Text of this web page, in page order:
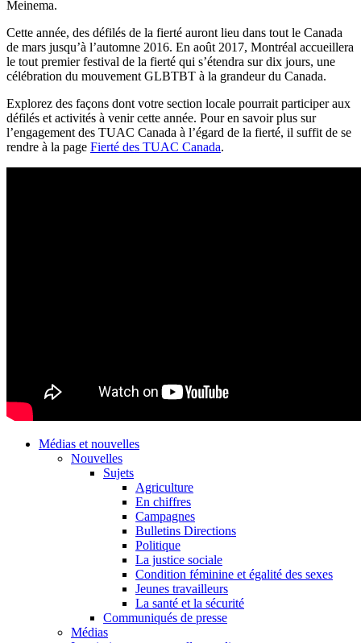
Meinema.
Cette année, des défilés de la fierté auront lieu dans tout le Canada
de mars jusqu’à l’automne 2016. En août 2017, Montréal accueillera
le tout premier festival de la fierté qui s’étendra sur dix jours, une
célébration du mouvement GLBTBT à la grandeur du Canada.
Explorez des façons dont votre section locale pourrait participer aux
défilés et activités à venir cette année. Pour en savoir plus sur
l’engagement des TUAC Canada à l’égard de la fierté, il suffit de se
rendre à la page Fierté des TUAC Canada.
Médias et nouvelles
Nouvelles
Sujets
Agriculture
En chiffres
Campagnes
Bulletins Directions
Politique
La justice sociale
Condition féminine et égalité des sexes
Jeunes travailleurs
La santé et la sécurité
Communiqués de presse
Médias